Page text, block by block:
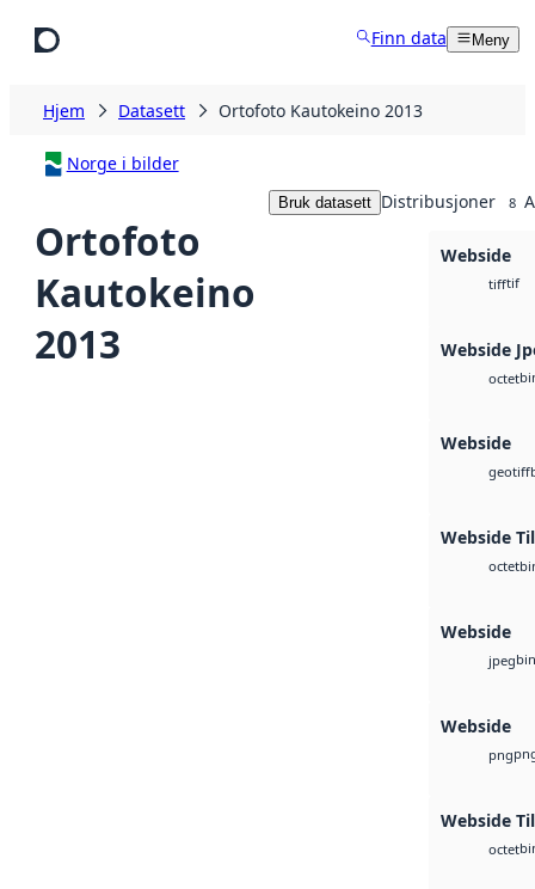
Finn data Meny
Hjem Datasett Ortofoto Kautokeino 2013
Norge i bilder
Ortofoto
Kautokeino
2013
Bruk datasett Distribusjoner 8
Webside
tifftif
Webside
octet
Webside
geotiff
Webside
octet
Webside
jpegbin
Webside
png
Webside
octet